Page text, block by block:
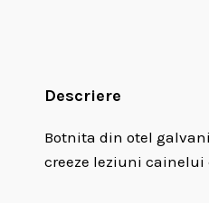
Descriere
Botnita din otel
creeze leziuni cainelui